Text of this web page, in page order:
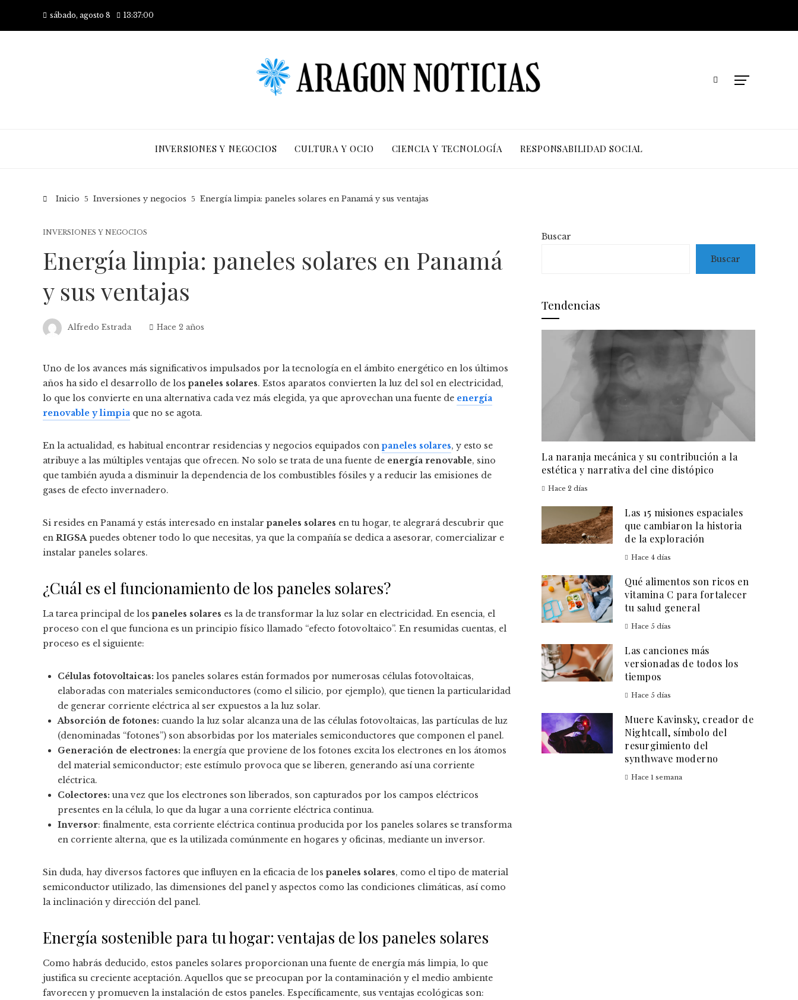
sábado, agosto 8 13:37:00
INVERSIONES Y NEGOCIOS CULTURA Y OCIO CIENCIA Y TECNOLOGÍA RESPONSABILIDAD SOCIAL
Inicio Inversiones y negocios Energía limpia: paneles solares en Panamá y sus ventajas
INVERSIONES Y NEGOCIOS
Energía limpia: paneles solares en Panamá
y sus ventajas
Alfredo Estrada Hace 2 años
Uno de los avances más significativos impulsados por la tecnología en el ámbito energético en los últimos
años ha sido el desarrollo de lospaneles solares. Estos aparatos convierten la luz del sol en electricidad,
lo que los convierte en una alternativa cada vez más elegida, ya que aprovechan una fuente de energía
renovable y limpia que no se agota.
En la actualidad, es habitual encontrar residencias y negocios equipados conpaneles solares, y esto se
atribuye a las múltiples ventajas que ofrecen. No solo se trata de una fuente de energía renovable, sino
que también ayuda a disminuir la dependencia de los combustibles fósiles y a reducir las emisiones de
gases de efecto invernadero.
Si resides en Panamá y estás interesado en instalarpaneles solares en tu hogar, te alegrará descubrir que
en RIGSApuedes obtener todo lo que necesitas, ya que la compañía se dedica a asesorar, comercializar e
instalar paneles solares.
¿Cuál es el funcionamiento de los paneles solares?
La tarea principal de lospaneles solares es la de transformar la luz solar en electricidad. En esencia, el
proceso con el que funciona es un principio físico llamado “efecto fotovoltaico”. En resumidas cuentas, el
proceso es el siguiente:
Células fotovoltaicas: los paneles solares están formados por numerosas células fotovoltaicas,
elaboradas con materiales semiconductores (como el silicio, por ejemplo), que tienen la particularidad
de generar corriente eléctrica al ser expuestos a la luz solar.
Absorción de fotones: cuando la luz solar alcanza una de las células fotovoltaicas, las partículas de luz
(denominadas “fotones”) son absorbidas por los materiales semiconductores que componen el panel.
Generación de electrones: la energía que proviene de los fotones excita los electrones en los átomos
del material semiconductor; este estímulo provoca que se liberen, generando así una corriente
eléctrica.
Colectores: una vez que los electrones son liberados, son capturados por los campos eléctricos
presentes en la célula, lo que da lugar a una corriente eléctrica continua.
Inversor: finalmente, esta corriente eléctrica continua producida por los paneles solares se transforma
en corriente alterna, que es la utilizada comúnmente en hogares y oficinas, mediante un inversor.
Sin duda, hay diversos factores que influyen en la eficacia de lospaneles solares, como el tipo de material
semiconductor utilizado, las dimensiones del panel y aspectos como las condiciones climáticas, así como
la inclinación y dirección del panel.
Energía sostenible para tu hogar: ventajas de los paneles solares
Como habrás deducido, estos paneles solares proporcionan una fuente de energía más limpia, lo que
justifica su creciente aceptación. Aquellos que se preocupan por la contaminación y el medio ambiente
favorecen y promueven la instalación de estos paneles. Específicamente, sus ventajas ecológicas son:
Buscar
Buscar
Tendencias
La naranja mecánica y su contribución a la
estética y narrativa del cine distópico
Hace 2 días
Las 15 misiones espaciales
que cambiaron la historia
de la exploración
Hace 4 días
Qué alimentos son ricos en
vitamina C para fortalecer
tu salud general
Hace 5 días
Las canciones más
versionadas de todos los
tiempos
Hace 5 días
Muere Kavinsky, creador de
Nightcall, símbolo del
resurgimiento del
synthwave moderno
Hace 1 semana